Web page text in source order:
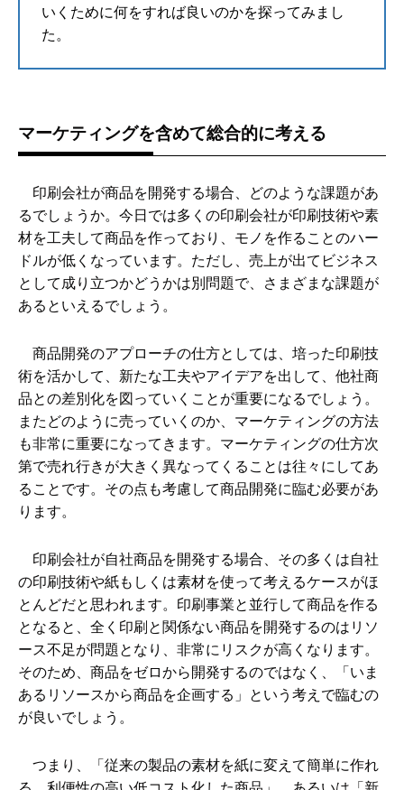
いくために何をすれば良いのかを探ってみまし
た。
マーケティングを含めて総合的に考える
印刷会社が商品を開発する場合、どのような課題があ
るでしょうか。今日では多くの印刷会社が印刷技術や素
材を工夫して商品を作っており、モノを作ることのハー
ドルが低くなっています。ただし、売上が出てビジネス
として成り立つかどうかは別問題で、さまざまな課題が
あるといえるでしょう。
商品開発のアプローチの仕方としては、培った印刷技
術を活かして、新たな工夫やアイデアを出して、他社商
品との差別化を図っていくことが重要になるでしょう。
またどのように売っていくのか、マーケティングの方法
も非常に重要になってきます。マーケティングの仕方次
第で売れ行きが大きく異なってくることは往々にしてあ
ることです。その点も考慮して商品開発に臨む必要があ
ります。
印刷会社が自社商品を開発する場合、その多くは自社
の印刷技術や紙もしくは素材を使って考えるケースがほ
とんどだと思われます。印刷事業と並行して商品を作る
となると、全く印刷と関係ない商品を開発するのはリソ
ース不足が問題となり、非常にリスクが高くなります。
そのため、商品をゼロから開発するのではなく、「いま
あるリソースから商品を企画する」という考えで臨むの
が良いでしょう。
つまり、「従来の製品の素材を紙に変えて簡単に作れ